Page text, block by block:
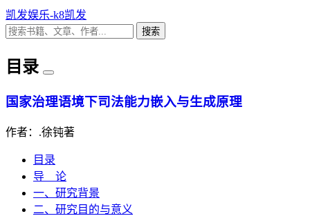
凯发娱乐-k8凯发
搜索
目录
国家治理语境下司法能力嵌入与生成原理
作者：.徐钝著
目录
导 论
一、研究背景
二、研究目的与意义